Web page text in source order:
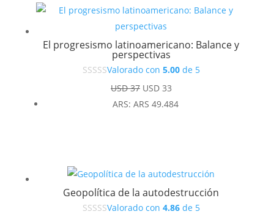
El progresismo latinoamericano: Balance y
perspectivas
Valorado con 5.00de 5
USD37 El
precio
USD33El
precio
ARS: ARS 49.484
Geopolítica de la autodestrucción
Valorado con 4.86de 5